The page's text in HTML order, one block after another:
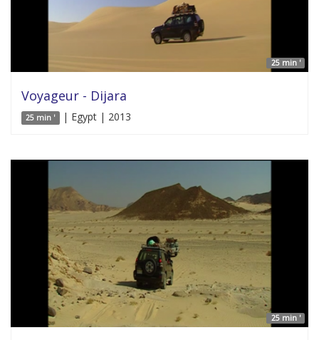
25 min '
Voyageur - Dijara
25 min ' | Egypt | 2013
25 min '